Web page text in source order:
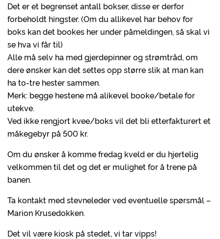
Det er et begrenset antall bokser, disse er derfor
forbeholdt hingster. (Om du allikevel har behov for
boks kan det bookes her under påmeldingen, så skal vi
se hva vi får til)
Alle må selv ha med gjerdepinner og strømtråd, om
dere ønsker kan det settes opp større slik at man kan
ha to-tre hester sammen.
Merk: begge hestene må alikevel booke/betale for
utekve.
Ved ikke rengjort kvee/boks vil det bli etterfakturert et
måkegebyr på 500 kr.
Om du ønsker å komme fredag kveld er du hjertelig
velkommen til det og det er mulighet for å trene på
banen.
Ta kontakt med stevneleder ved eventuelle spørsmål –
Marion Krusedokken.
Det vil være kiosk på stedet, vi tar vipps!